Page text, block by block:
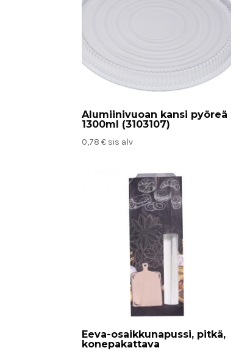
Alumiinivuoan kansi pyöreä
1300ml (3103107)
0,78€ sis alv
Eeva-osaikkunapussi, pitkä,
konepakattava